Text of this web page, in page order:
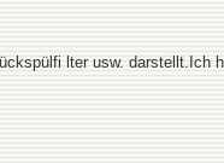
lter usw. darstellt.Ich